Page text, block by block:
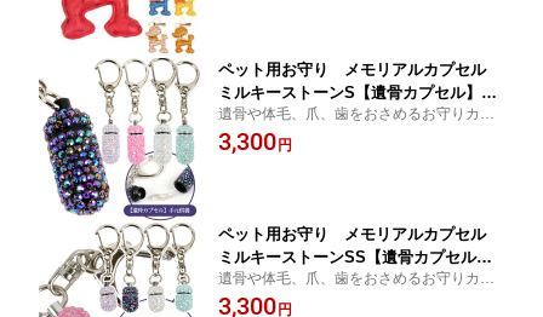
ペット用お守り メモリアルカプセル
ミルキーストーンS【遺骨カプセル】
【ペット仏具】 メモリアル 分骨 迷子
札 IDカプセル お別れ 旅立ち 仏具 ペッ
遺骨や体毛、爪、歯をおさめるお守りカプ
セル。【ドッグ 犬グッズ 雑貨 プードル】
3,300円
ペット用お守り メモリアルカプセル
ミルキーストーンSS【遺骨カプセル】
【ペット仏具】 メモリアル 分骨 迷子
札 IDカプセル お別れ 旅立ち 仏具 ペッ
遺骨や体毛、爪、歯をおさめるお守りカプ
セル。【ドッグ 犬グッズ 雑貨 プードル】
3,300円